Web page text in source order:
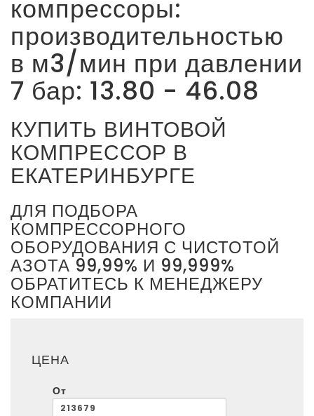
компрессоры:
производительностью
в м3/мин при давлении
7 бар: 13.80 - 46.08
КУПИТЬ ВИНТОВОЙ
КОМПРЕССОР В
ЕКАТЕРИНБУРГЕ
ДЛЯ ПОДБОРА
КОМПРЕССОРНОГО
ОБОРУДОВАНИЯ С ЧИСТОТОЙ
АЗОТА 99,99% И 99,999%
ОБРАТИТЕСЬ К МЕНЕДЖЕРУ
КОМПАНИИ
ЦЕНА
От